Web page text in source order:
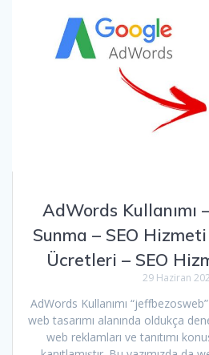
AdWords Kullanımı
Sunma – SEO
Ücretleri – SEO
29 Haziran
AdWords Kullanımı
web tasarımı alanında oldukça
web reklamları ve tanıtımı